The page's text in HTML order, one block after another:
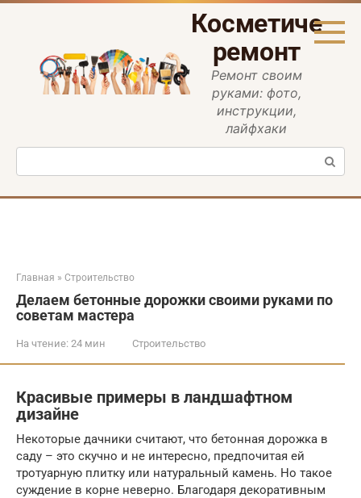
Перейти
ремонт
Ремонт своим
руками: фото,
инструкции,
лайфхаки
Поиск:
Главная » Строительство
Делаем бетонные дорожки своими руками по
советам мастера
На чтение: 24 мин Строительство
Красивые примеры в ландшафтном
дизайне
Некоторые дачники считают, что бетонная дорожка в
саду – это скучно и не интересно, предпочитая ей
тротуарную плитку или натуральный камень. Но такое
суждение в корне неверно. Благодаря декоративным